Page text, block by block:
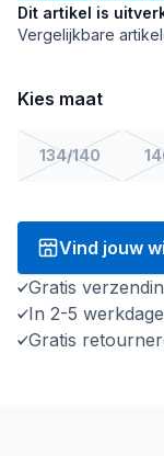
Dit artikel is
Vergelijkbare
Kies maat
134/140
Vind jouw
Gratis
In 2-5
Gratis